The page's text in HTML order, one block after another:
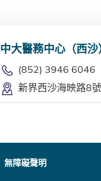
中大醫務中心（西沙
(852) 3946 6046
新界西沙海映路8
無障礙聲明